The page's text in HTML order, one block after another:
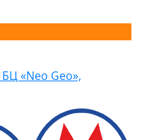
«Neo Geo»,